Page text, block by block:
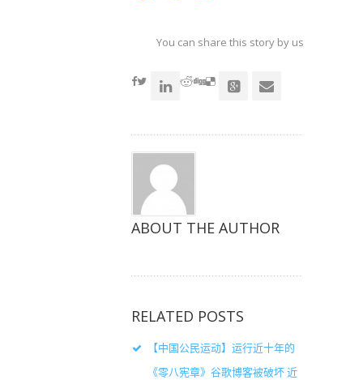
共
享
窗
口
共
享
窗
口
共
享
窗
口
You can share this story by using your
ABOUT THE AUTHOR
RELATED POSTS
【中国公民运动】运行近十年的
《零八宪章》谷歌博客被破坏 近